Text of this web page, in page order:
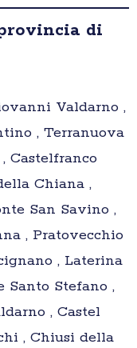
di
Valdarno ,
, Terranuova
Castelfranco
Chiana ,
San Savino ,
, Pratovecchio
, Laterina
Santo Stefano ,
, Castel
, Chiusi della